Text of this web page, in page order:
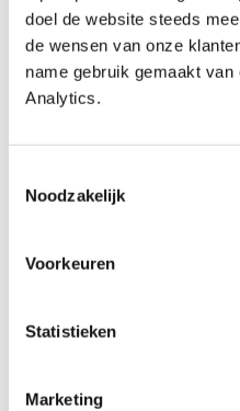
doel de website steeds
de wensen van onze
name gebruik gemaakt
Analytics.
Noodzakelijk
Voorkeuren
Statistieken
Marketing
Kirjes
mm met